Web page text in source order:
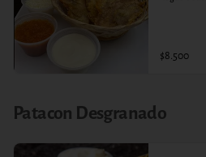
$8.500
Patacon Desgranado